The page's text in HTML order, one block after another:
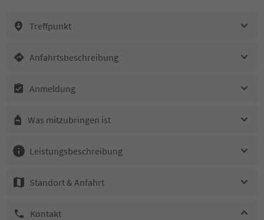
Treffpunkt
Anfahrtsbeschreibung
Anmeldung
Was mitzubringen ist
Leistungsbeschreibung
Standort & Anfahrt
Kontakt